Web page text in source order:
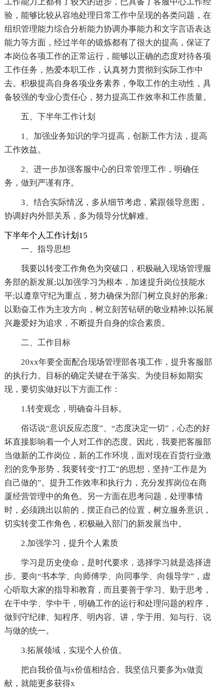
工作能力上都有了较大的进步，已具备了客服中心工作经
验，能够比较从容地处理日常工作中呈现的各类问题，在
组织管理能力综合分析能力协调办事能力和文字言语表达
能力等方面，经过半年的锻炼都有了很大的提高，保证了
本岗位各项工作的正常运行，能够以正确的态度对待各项
工作任务，热爱本职工作，认真努力贯彻到实际工作中
去。积极提高自身各项业务素养，争取工作的主动性，具
备较强的专业心责任心，努力提高工作效率和工作质量。
五、下半年工作计划
1、加强业务知识的学习提高，创新工作方法，提高
工作效益。
2、进一步加强客服中心的日常管理工作，明确任
务，做到严谨有序。
3、结合实际情况，多从细节考虑，紧跟领导意图，
协调好内外部关系，多为领导分忧解难。
下半年个人工作计划15
一、指导思想
我要以转变工作角色为突破口，积极融入现场管理服
务部的新发展;以加强学习为根本，加速提升岗位技能水
平;以遵章守纪为重点，努力确保为部门树立良好的形象;
以勤奋工作为主攻方向，树立刻苦钻研的敬业精神;以拓展
兴趣爱好为追求，不断提升自身的综合素质。
二、工作目标
20xx年要全面配合现场管理部各项工作，提升客服部
的执行力。目标的确定关键在于落实。为使目标如期实
现，要切实做好以下方面工作：
1.转变观念，明确奋斗目标。
俗话说“意识反应态度”、“态度决定一切”，心态的好
坏直接影响着一个人对工作的态度。因此，我要把客服部
当做新的工作岗位，新的工作环境，面对现在百货行业激
烈的竞争形势，我要转变“打工”的思想，坚持“工作是为
自己做的”。提升工作效率和执行力，充分发挥岗位在商
厦经营管理中的角色。另一方面在思考问题，处理事情
时，必须跳出以前的，摆正自己的位置，树立服务意识，
切实转变工作角色，积极融入部门的新发展当中。
2.加强学习，提升个人素质
学习是历史使命，是时代要求，选择学习就是选择进
步。要向“书本学、向师傅学、向同事学、向领导学”，虚
心听取大家的指导和教育，而且要善于学习、勤于思考，
在干中学、学中干，明确工作的运行和处理问题的程序，
做到守纪律、知程序、明内容、讲，学于用、知与行、说
与做的统一。
3.拓展领域，实现个人价值。
把自我价值与x价值相结合。我坚信只要多为x做贡
献，就能更多获得x